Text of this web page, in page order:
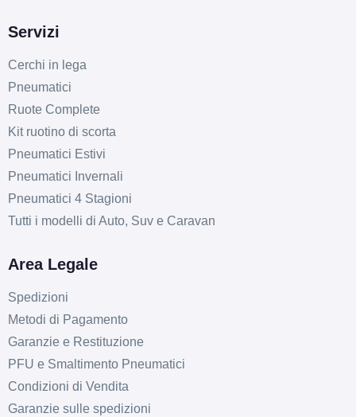
Servizi
Cerchi in lega
Pneumatici
Ruote Complete
Kit ruotino di scorta
Pneumatici Estivi
Pneumatici Invernali
Pneumatici 4 Stagioni
Tutti i modelli di Auto, Suv e Caravan
Area Legale
Spedizioni
Metodi di Pagamento
Garanzie e Restituzione
PFU e Smaltimento Pneumatici
Condizioni di Vendita
Garanzie sulle spedizioni